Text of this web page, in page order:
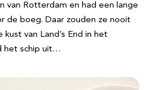
van Rotterdam en had een lange
de boeg. Daar zouden ze nooit
van Land’s End in het
het schip uit…